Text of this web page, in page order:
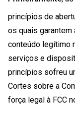
princípios de
os quais
conteúdo legítimo
serviços e
princípios sofreu
Cortes sobre a
força legal à FCC